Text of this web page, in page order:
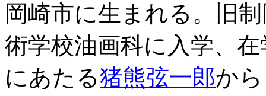
岡崎市に生まれる。旧
術学校油画科に入学、在
にあたる猪熊弦一郎か